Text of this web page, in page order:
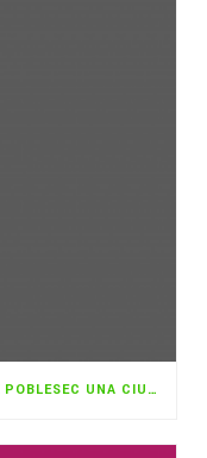
LOS VECINOS QUE QUIEREN HACER DE POBLESEC UNA CIUDAD COMESTIBLE